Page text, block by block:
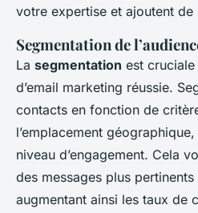
votre expertise et ajoutent
Segmentation de
La segmentation est
d’email marketing réussie.
contacts en fonction de
l’emplacement
niveau d’engagement. Cela
des messages plus
augmentant ainsi les taux de